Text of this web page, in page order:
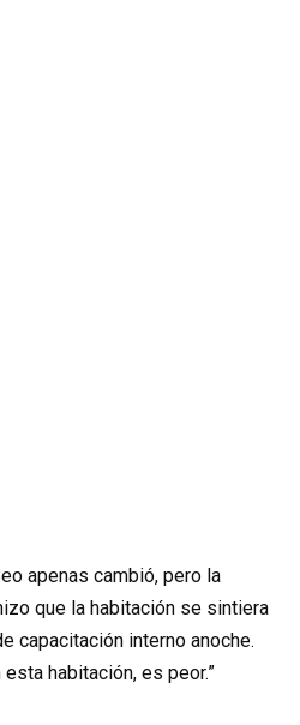
apenas cambió, pero la
que la habitación se sintiera
capacitación interno anoche.
habitación, es peor.”